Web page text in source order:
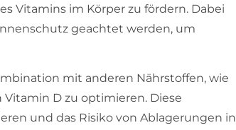
Vitamins im Körper zu fördern. Dabei
geachtet werden, um
mit anderen Nährstoffen, wie
D zu optimieren. Diese
und das Risiko von Ablagerungen in